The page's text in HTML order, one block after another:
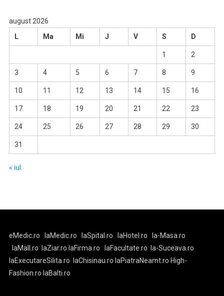
august 2026
L
Ma Mi J V S D
1 2
3 4 5 6 7 8 9
10 11 12 13 14 15 16
17 18 19 20 21 22 23
24 25 26 27 28 29 30
31
« iul.
eMedic.ro laMedic.ro laSpital.ro laHotel.ro
la-Masa.ro
laMall.ro
laZiar.ro laFirma.ro laFacultate.ro
la-Suceava.ro
laExecutareSilita.ro
laChisinau.ro laPiatraNeamt.ro High-
Fashion.ro laBalti.ro